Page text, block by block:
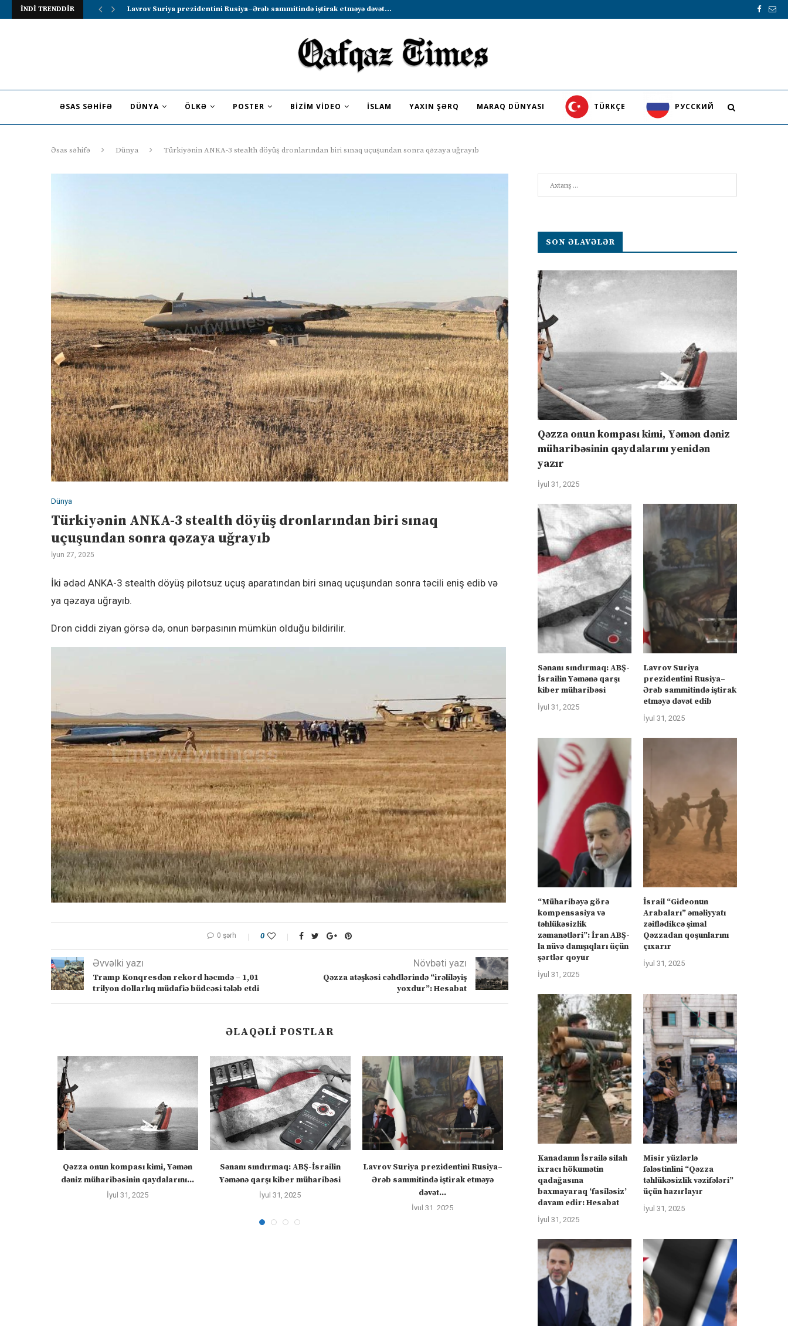
İNDİ TRENDDİR Lavrov Suriya prezidentini Rusiya–Ərəb sammitində iştirak etməyə dəvət...
ƏSAS SƏHIFƏ DÜNYA ÖLKƏ POSTER BIZIM VIDEO İSLAM YAXIN ŞƏRQ MARAQ DÜNYASI TÜRKÇE PУССКИЙ
Əsas səhifə Dünya Türkiyənin ANKA-3 stealth döyüş dronlarından biri sınaq uçuşundan sonra qəzaya uğrayıb
Dünya
Türkiyənin ANKA-3 stealth döyüş dronlarından biri sınaq
uçuşundan sonra qəzaya uğrayıb
İyun 27, 2025
İki ədəd ANKA-3 stealth döyüş pilotsuz uçuş aparatından biri sınaq uçuşundan sonra təcili eniş edib və
ya qəzaya uğrayıb.
Dron ciddi ziyan görsə də, onun bərpasının mümkün olduğu bildirilir.
0 şərh 0
Əvvəlki yazı
Tramp Konqresdən rekord həcmdə – 1,01
trilyon dollarlıq müdafiə büdcəsi tələb etdi
Növbəti yazı
Qəzza atəşkəsi cəhdlərində “irəliləyiş
yoxdur”: Hesabat
ƏLAQƏLI POSTLAR
Qəzza onun kompası kimi, Yəmən
dəniz müharibəsinin qaydalarını...
İyul 31, 2025
Sənanı sındırmaq: ABŞ-İsrailin
Yəmənə qarşı kiber müharibəsi
İyul 31, 2025
Lavrov Suriya prezidentini Rusiya–
Ərəb sammitində iştirak etməyə
dəvət...
İyul 31, 2025
“Müharibəyə görə kompensasiya və
təhlükəsizlik zəmanətləri”: İran
ABŞ-la...
İyul 31, 2025
Kanadanın İsrailə silah
hökumətin qadağasına
SON ƏLAVƏLƏR
Qəzza onun kompası kimi, Yəmən dəniz
müharibəsinin qaydalarını yenidən
yazır
İyul 31, 2025
Sənanı sındırmaq: ABŞ-
İsrailin Yəmənə qarşı
kiber müharibəsi
İyul 31, 2025
Lavrov Suriya
prezidentini Rusiya–
Ərəb sammitində iştirak
etməyə dəvət edib
İyul 31, 2025
“Müharibəyə görə
kompensasiya və
təhlükəsizlik
zəmanətləri”: İran ABŞ-
la nüvə danışıqları üçün
şərtlər qoyur
İyul 31, 2025
İsrail “Gideonun
Arabaları” əməliyyatı
zəiflədikcə şimal
Qəzzadan qoşunlarını
çıxarır
İyul 31, 2025
Kanadanın İsrailə silah
ixracı hökumətin
qadağasına
baxmayaraq ‘fasiləsiz’
davam edir: Hesabat
İyul 31, 2025
Misir yüzlərlə
fələstinlini “Qəzza
təhlükəsizlik vəzifələri”
üçün hazırlayır
İyul 31, 2025